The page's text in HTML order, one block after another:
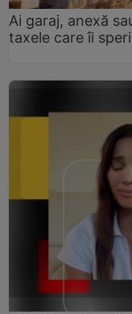
Ai garaj, anexă
taxele care îi